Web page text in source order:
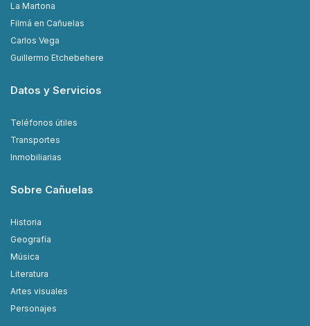
La Martona
Filmá en Cañuelas
Carlos Vega
Guillermo Etchebehere
Datos y Servicios
Teléfonos útiles
Transportes
Inmobiliarias
Sobre Cañuelas
Historia
Geografía
Música
Literatura
Artes visuales
Personajes